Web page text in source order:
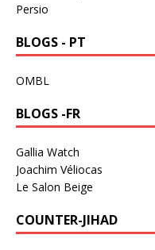
Persio
BLOGS - PT
OMBL
BLOGS -FR
Gallia Watch
Joachim Véliocas
Le Salon Beige
COUNTER-JIHAD